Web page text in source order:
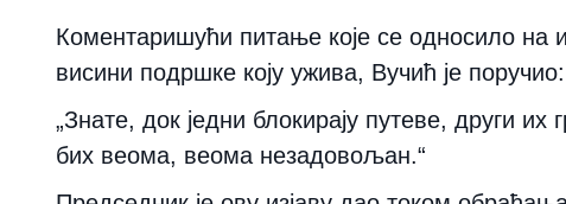
Коментаришући питање које се односило
висини подршке коју ужива, Вучић је поручио:
„Знате, док једни блокирају путеве, други
бих веома, веома незадовољан.“